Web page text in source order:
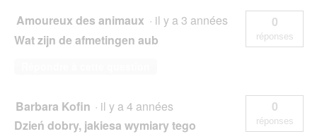
Amoureux des animaux · il y a 3 années
Wat zijn de afmetingen aub
0
réponses
Barbara Kofin · il y a 4 années
Dzień dobry, jakiesa wymiary tego
0
réponses